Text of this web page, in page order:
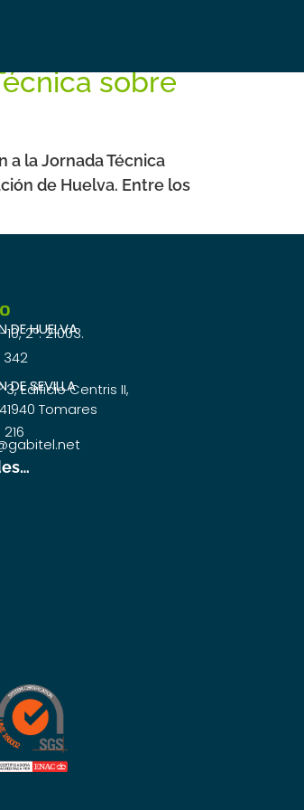
sobre
a la Jornada Técnica
de Huelva. Entre los
DE HUELVA
2º. 21003.
342
DE SEVILLA
Edificio Centris II,
Tomares